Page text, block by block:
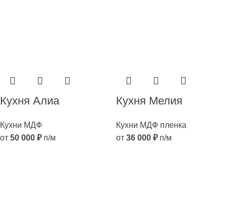
Кухня Алиа
Кухни МДФ
от 50 000 ₽п/м
Кухня Мелия
Кухни МДФ пленка
от 36 000 ₽п/м